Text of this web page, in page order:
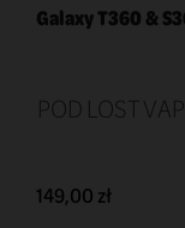
Galaxy T360 &
POD LOST
149,00 zł